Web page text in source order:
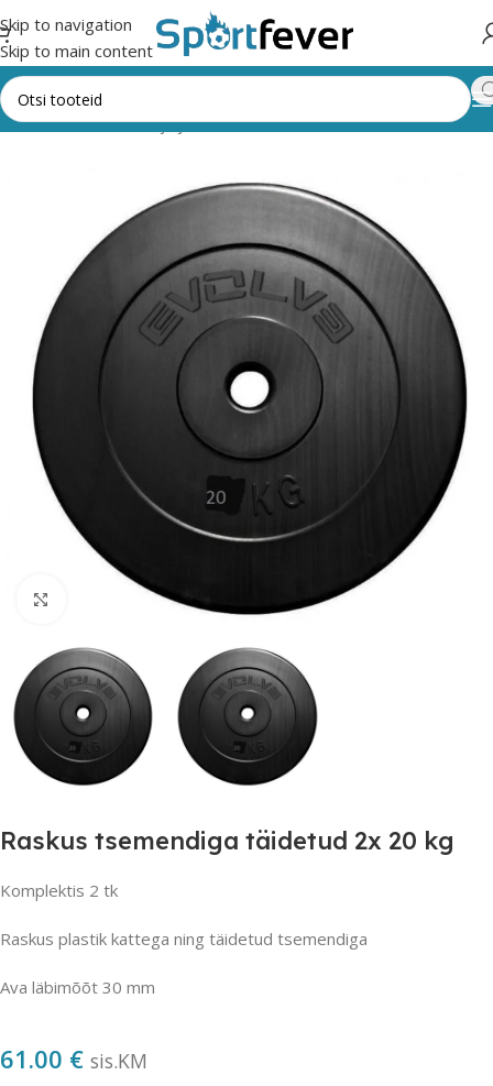
Skip to navigation
Skip to main content
Fitness,trenažöörid ja jõusaal Raskused Raskused ava 30mm
Suurendamiseks klõpsake
Raskus tsemendiga täidetud 2x 20 kg
Komplektis 2 tk
Raskus plastik kattega ning täidetud tsemendiga
Ava läbimõõt 30 mm
61.00 € sis.KM